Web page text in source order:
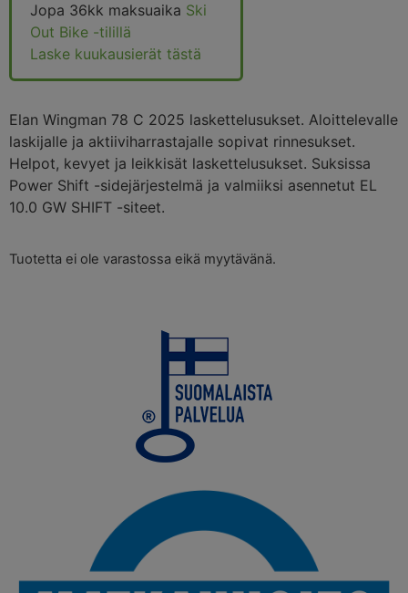
Jopa 36kk maksuaika Ski
Out Bike -tilillä
Laske kuukausierät tästä
Elan Wingman 78 C 2025 laskettelusukset. Aloittelevalle
laskijalle ja aktiiviharrastajalle sopivat rinnesukset.
Helpot, kevyet ja leikkisät laskettelusukset. Suksissa
Power Shift -sidejärjestelmä ja valmiiksi asennetut EL
10.0 GW SHIFT -siteet.
Tuotetta ei ole varastossa eikä myytävänä.